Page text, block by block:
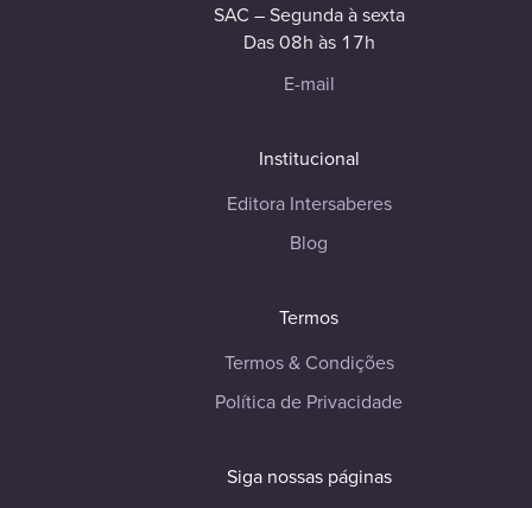
SAC – Segunda à sexta
Das 08h às 17h
E-mail
Institucional
Editora Intersaberes
Blog
Termos
Termos & Condições
Política de Privacidade
Siga nossas páginas